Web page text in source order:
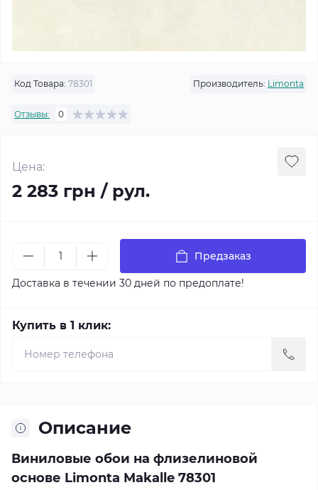
Код Товара: 78301 Производитель: Limonta
Отзывы: 0
Цена:
2 283 грн / рул.
Предзаказ
Доставка в течении 30 дней по предоплате!
Купить в 1 клик:
Описание
Виниловые обои на флизелиновой
основе Limonta Makalle 78301